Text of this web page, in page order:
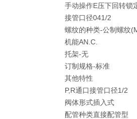
手动操作E压下回转锁
接管口径041/2
螺纹的种类-公制螺纹
机能AN.C.
托架-无
订制规格-标准
其他特性
P,R通口接管口径1/2
阀体形式插入式
配管种类直接配管型